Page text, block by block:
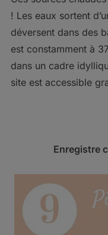
! Les eaux sortent
déversent dans des
est constamment à
dans un cadre
site est accessible
Enregistre